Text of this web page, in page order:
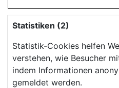
Statistiken (2)
Statistik-Cookies helfen
verstehen, wie Besucher
indem Informationen
gemeldet werden.